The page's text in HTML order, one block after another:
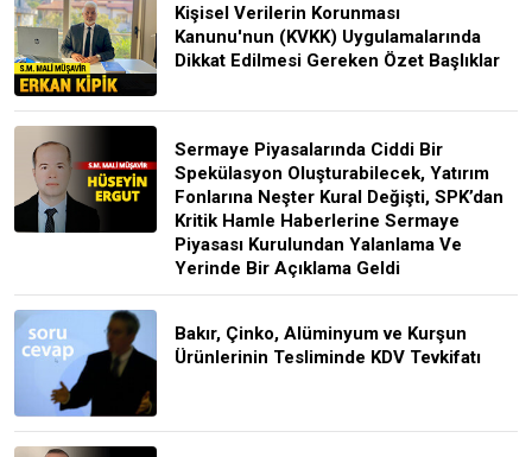
Kişisel Verilerin Korunması
Kanunu'nun (KVKK) Uygulamalarında
Dikkat Edilmesi Gereken Özet Başlıklar
Sermaye Piyasalarında Ciddi Bir
Spekülasyon Oluşturabilecek, Yatırım
Fonlarına Neşter Kural Değişti, SPK’dan
Kritik Hamle Haberlerine Sermaye
Piyasası Kurulundan Yalanlama Ve
Yerinde Bir Açıklama Geldi
Bakır, Çinko, Alüminyum ve Kurşun
Ürünlerinin Tesliminde KDV Tevkifatı